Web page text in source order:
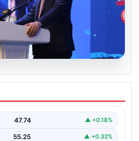
Devlet yönetimi ciddi bir
sosyal konut projesi ve…
47.74 ▲ +0.18%
55.25 ▲ +0.32%